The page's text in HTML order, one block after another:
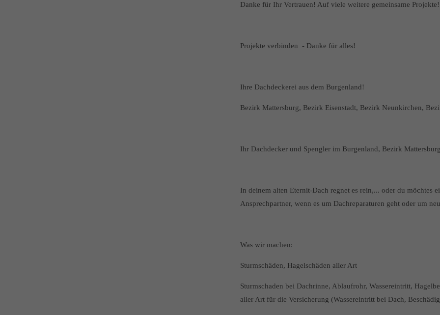
Danke für Ihr Vertrauen! Auf viele weitere gemeinsame Projekte!
Projekte verbinden - Danke für alles!
Ihre Dachdeckerei aus dem Burgenland!
Bezirk Mattersburg, Bezirk Eisenstadt, Bezirk Neunkirchen,
Ihr Dachdecker und Spengler im Burgenland, Bezirk Mattersburg
In deinem alten Eternit-Dach regnet es rein,... oder du möchtes
Ansprechpartner, wenn es um Dachreparaturen geht oder um
Was wir machen:
Sturmschäden, Hagelschäden aller Art
Sturmschaden bei Dachrinne, Ablaufrohr, Wassereintritt,
aller Art für die Versicherung (Wassereintritt bei Dach,